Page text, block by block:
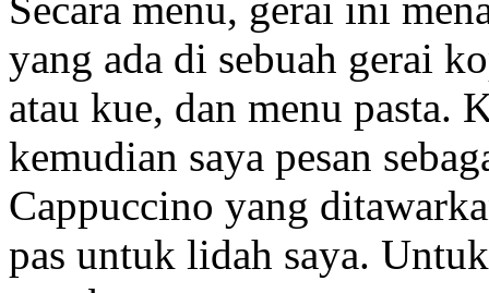
yang ada di sebuah gerai
atau kue, dan menu pasta.
kemudian saya pesan
Cappuccino yang
pas untuk lidah saya.